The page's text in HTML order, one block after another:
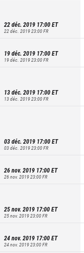
22 déc. 2019 17:00ET
22 déc. 2019 23:00FR
19 déc. 2019 17:00ET
19 déc. 2019 23:00FR
13 déc. 2019 17:00ET
13 déc. 2019 23:00FR
03 déc. 2019 17:00ET
03 déc. 2019 23:00FR
26 nov. 2019 17:00ET
26 nov. 2019 23:00FR
25 nov. 2019 17:00ET
25 nov. 2019 23:00FR
24 nov. 2019 17:00ET
24 nov. 2019 23:00FR